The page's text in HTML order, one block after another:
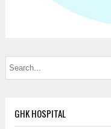
GHK HOSPITAL